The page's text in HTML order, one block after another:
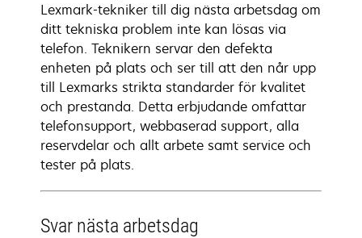
Lexmark-tekniker till dig nästa arbetsdag om
ditt tekniska problem inte kan lösas via
telefon. Teknikern servar den defekta
enheten på plats och ser till att den når upp
till Lexmarks strikta standarder för kvalitet
och prestanda. Detta erbjudande omfattar
telefonsupport, webbaserad support, alla
reservdelar och allt arbete samt service och
tester på plats.
Svar nästa arbetsdag